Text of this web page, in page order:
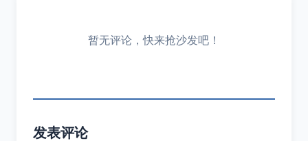
暂无评论，快来抢沙发吧！
发表评论